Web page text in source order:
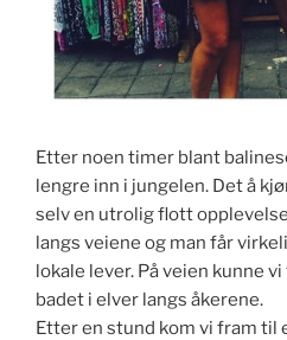
Etter noen timer blant
lengre inn i jungelen. Det å
selv en utrolig flott
langs veiene og man får
lokale lever. På veien kunne
badet i elver langs åkerene.
Etter en stund kom vi fram til